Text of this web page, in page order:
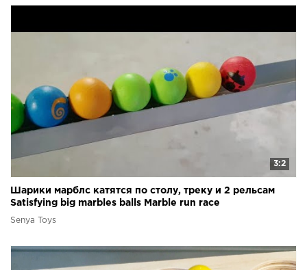
3:2
Шарики марблс катятся по столу, треку и 2 рельсам
Satisfying big marbles balls Marble run race
Senya Toys